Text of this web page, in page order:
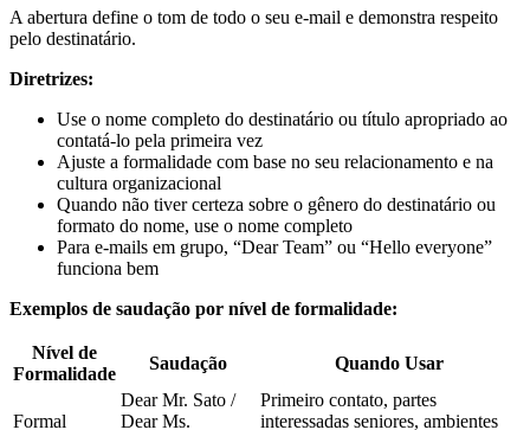
A abertura define o tom de todo o seu e-mail e demonstra respeito
pelo destinatário.
Diretrizes:
Use o nome completo do destinatário ou título apropriado ao
contatá-lo pela primeira vez
Ajuste a formalidade com base no seu relacionamento e na
cultura organizacional
Quando não tiver certeza sobre o gênero do destinatário ou
formato do nome, use o nome completo
Para e-mails em grupo, “Dear Team” ou “Hello everyone”
funciona bem
Exemplos de saudação por nível de formalidade:
Nível de
Formalidade
Saudação Quando Usar
Formal
Dear Mr. Sato /
Dear Ms.
Primeiro contato, partes
interessadas seniores, ambientes